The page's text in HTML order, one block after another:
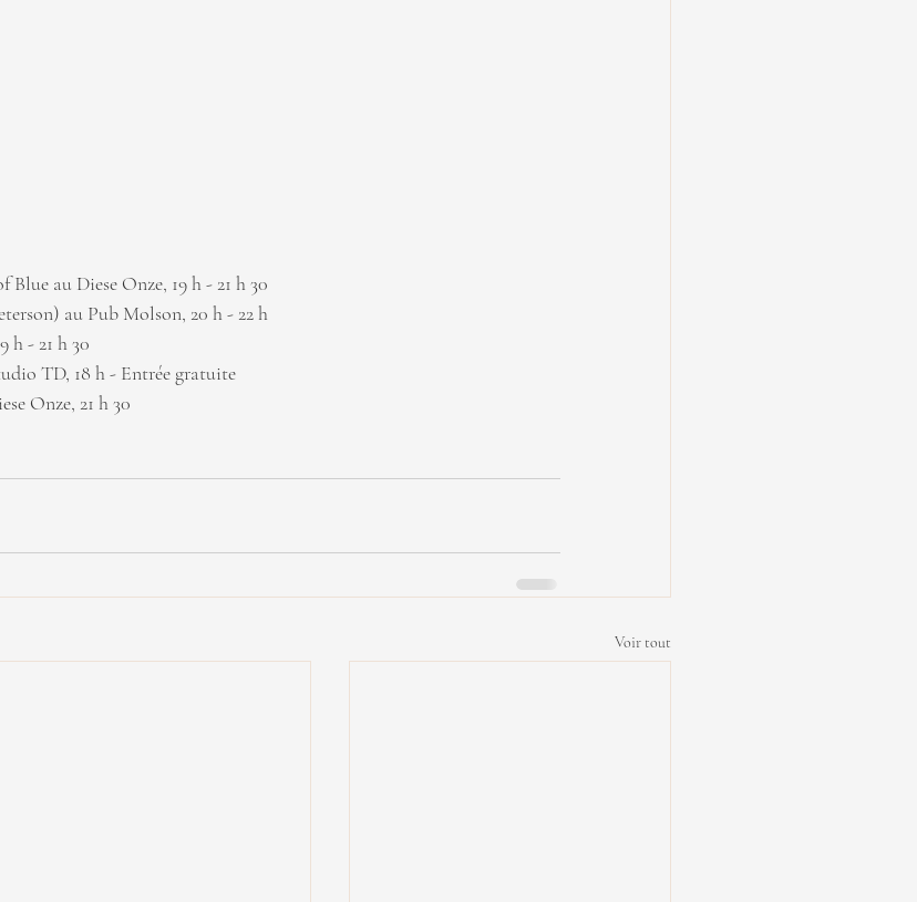
au Diese Onze, 19 h - 21 h 30
au Pub Molson, 20 h - 22 h
h - 21 h 30
TD, 18 h - Entrée gratuite
Onze, 21 h 30
Voir tout